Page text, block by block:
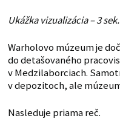
Ukážka vizualizácia – 3 sek.
Warholovo múzeum je
do detašovaného
v Medzilaborciach.
v depozitoch, ale
Nasleduje priama reč.